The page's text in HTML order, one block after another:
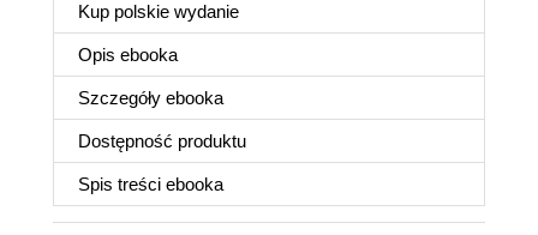
Kup polskie wydanie
Opis ebooka
Szczegóły ebooka
Dostępność produktu
Spis treści ebooka